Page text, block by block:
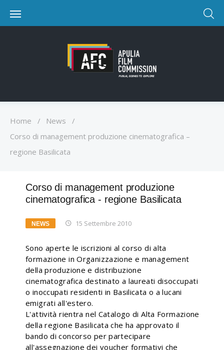
Home / News
/
Corso di management produzione cinematografica –
regione Basilicata
Corso di management produzione
cinematografica - regione Basilicata
NEWS 15 Settembre 2010
Sono aperte le iscrizioni al corso di alta
formazione in Organizzazione e management
della produzione e distribuzione
cinematografica destinato a laureati disoccupati
o inoccupati residenti in Basilicata o a lucani
emigrati all'estero.
L'attività rientra nel Catalogo di Alta Formazione
della regione Basilicata che ha approvato il
bando di concorso per partecipare
all'assegnazione dei voucher formativi che